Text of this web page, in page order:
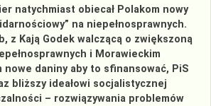
natychmiast obiecał Polakom nowy
na niepełnosprawnych.
z Kają Godek walczącą o zwiększoną
i Morawieckim
nowe daniny aby to sfinansować, PiS
bliższy ideałowi socjalistycznej
– rozwiązywania problemów